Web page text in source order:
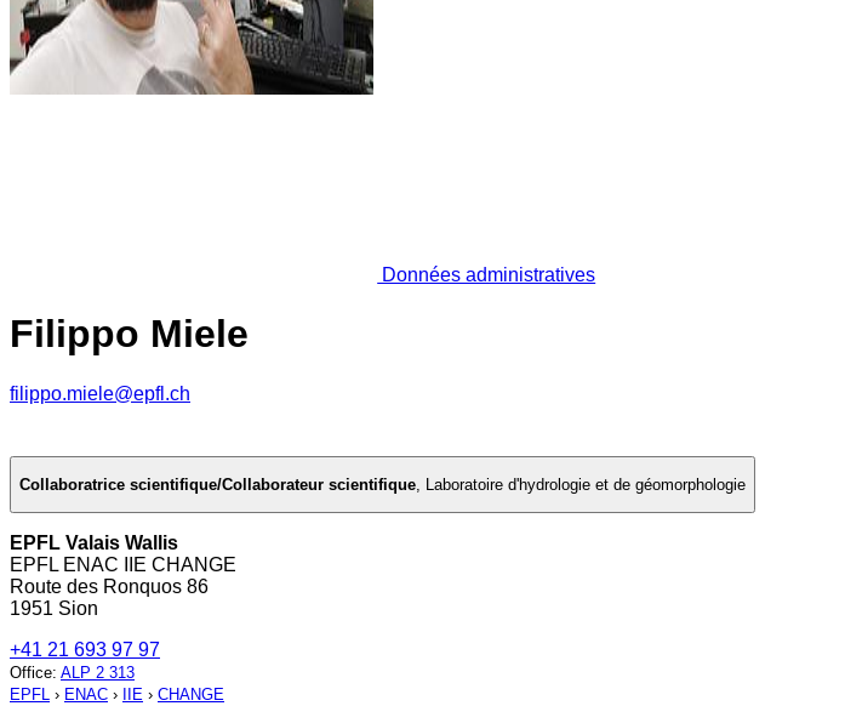
Données administratives
Filippo Miele
filippo.miele@epfl.ch
Collaboratrice scientifique/Collaborateur scientifique, Laboratoire d'hydrologie et de géomorphologie
EPFL Valais Wallis
EPFL ENAC IIE CHANGE
Route des Ronquos 86
1951 Sion
+41 21 693 97 97
Office: ALP 2 313
EPFL › ENAC › IIE › CHANGE